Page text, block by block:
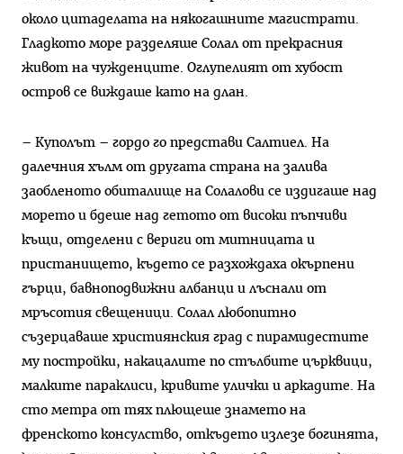
около цитаделата на някогашните магистрати.
Гладкото море разделяше Солал от прекрасния
живот на чужденците. Оглупелият от хубост
остров се виждаше като на длан.
– Куполът – гордо го представи Салтиел. На
далечния хълм от другата страна на залива
заобленото обиталище на Солалови се издигаше над
морето и бдеше над гетото от високи пъпчиви
къщи, отделени с вериги от митницата и
пристанището, където се разхождаха окърпени
гърци, бавноподвижни албанци и лъснали от
мръсотия свещеници. Солал любопитно
съзерцаваше християнския град с пирамидестите
му постройки, накацалите по стълбите църквици,
малките параклиси, кривите улички и аркадите. На
сто метра от тях плющеше знамето на
френското консулство, откъдето излезе богинята,